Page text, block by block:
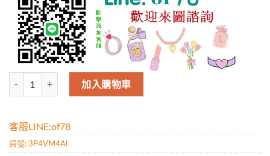
高仿潮牌Aape男款新款時尚休閑短袖T恤.好質量是您的需求好品味是
加入購物車
客服LINE:of78
貨號:3P4VM4Al